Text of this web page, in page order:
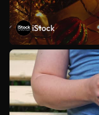
iStock